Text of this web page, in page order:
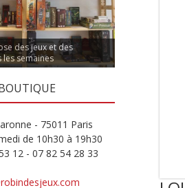
des jeux et des
semaines
- 75011 Paris
de 10h30 à 19h30
12 - 07 82 54 28 33